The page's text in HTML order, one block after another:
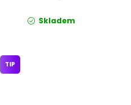
Skladem
TIP